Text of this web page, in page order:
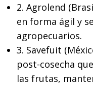
2. Agrolend
en forma ágil y
agropecuarios.
3. Savefuit
post-cosecha
las frutas,